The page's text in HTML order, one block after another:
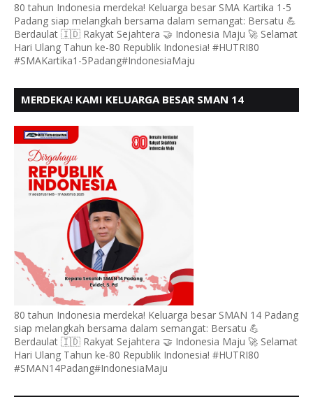
80 tahun Indonesia merdeka! Keluarga besar SMA Kartika 1-5
Padang siap melangkah bersama dalam semangat: Bersatu 💪
Berdaulat 🇮🇩 Rakyat Sejahtera 🤝 Indonesia Maju 🚀 Selamat
Hari Ulang Tahun ke-80 Republik Indonesia! #HUTRI80
#SMAKartika1-5Padang#IndonesiaMaju
MERDEKA! KAMI KELUARGA BESAR SMAN 14
80 tahun Indonesia merdeka! Keluarga besar SMAN 14 Padang
siap melangkah bersama dalam semangat: Bersatu 💪
Berdaulat 🇮🇩 Rakyat Sejahtera 🤝 Indonesia Maju 🚀 Selamat
Hari Ulang Tahun ke-80 Republik Indonesia! #HUTRI80
#SMAN14Padang#IndonesiaMaju